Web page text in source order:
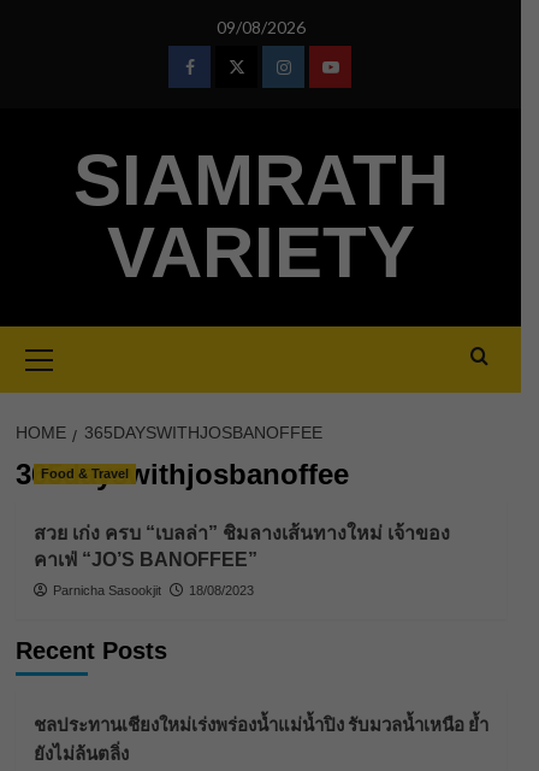
09/08/2026
FacebookTwitterInstagramYoutube
SIAMRATH
VARIETY
Menu
HOME 365DAYSWITHJOSBANOFFEE
365dayswithjosbanoffee
Food & Travel
สวย เก่ง ครบ “เบลล่า” ชิมลางเส้นทางใหม่ เจ้าของ
คาเฟ่ “JO’S BANOFFEE”
Parnicha Sasookjit 18/08/2023
Recent Posts
ชลประทานเชียงใหม่เร่งพร่องน้ำแม่น้ำปิง รับมวลน้ำเหนือ ย้ำ
ยังไม่ล้นตลิ่ง